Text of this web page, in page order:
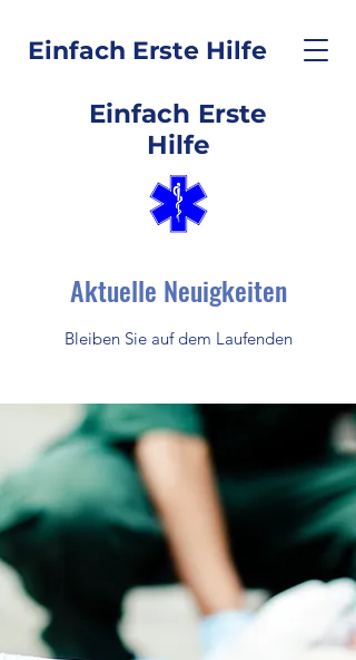
Einfach Erste
Hilfe
Einfach Erste Hilfe
Aktuelle Neuigkeiten
Bleiben Sie auf dem Laufenden